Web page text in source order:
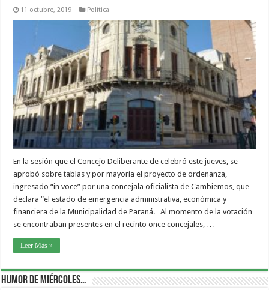
11 octubre, 2019 Política
En la sesión que el Concejo Deliberante de celebró este jueves, se
aprobó sobre tablas y por mayoría el proyecto de ordenanza,
ingresado “in voce” por una concejala oficialista de Cambiemos, que
declara “el estado de emergencia administrativa, económica y
financiera de la Municipalidad de Paraná. Al momento de la votación
se encontraban presentes en el recinto once concejales, …
Leer Más »
Humor de Miércoles…